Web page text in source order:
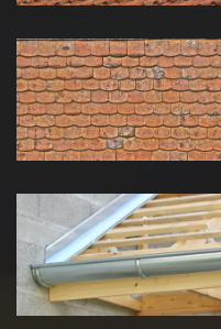
démoussage de
toiture 39
Jura
Pose de
Chéneau 39
Jura